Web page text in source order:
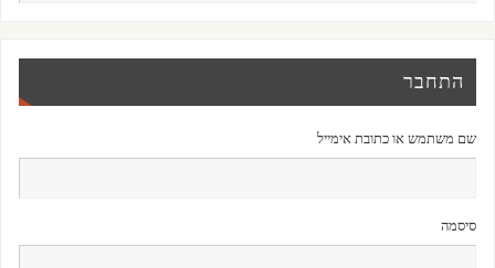
התחבר
שם משתמש או כתובת אימייל
סיסמה